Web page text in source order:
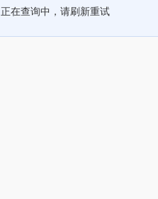
正在查询中，请刷新重试